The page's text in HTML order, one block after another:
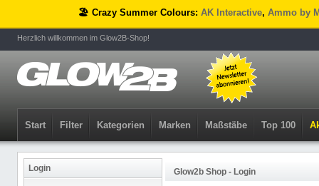
🏖️ Crazy Summer Colours:AK Interactive,Ammo by
Herzlich willkommen im Glow2B-Shop!
Start Filter Kategorien Marken Maßstäbe Top 100
Login Glow2b Shop - Login